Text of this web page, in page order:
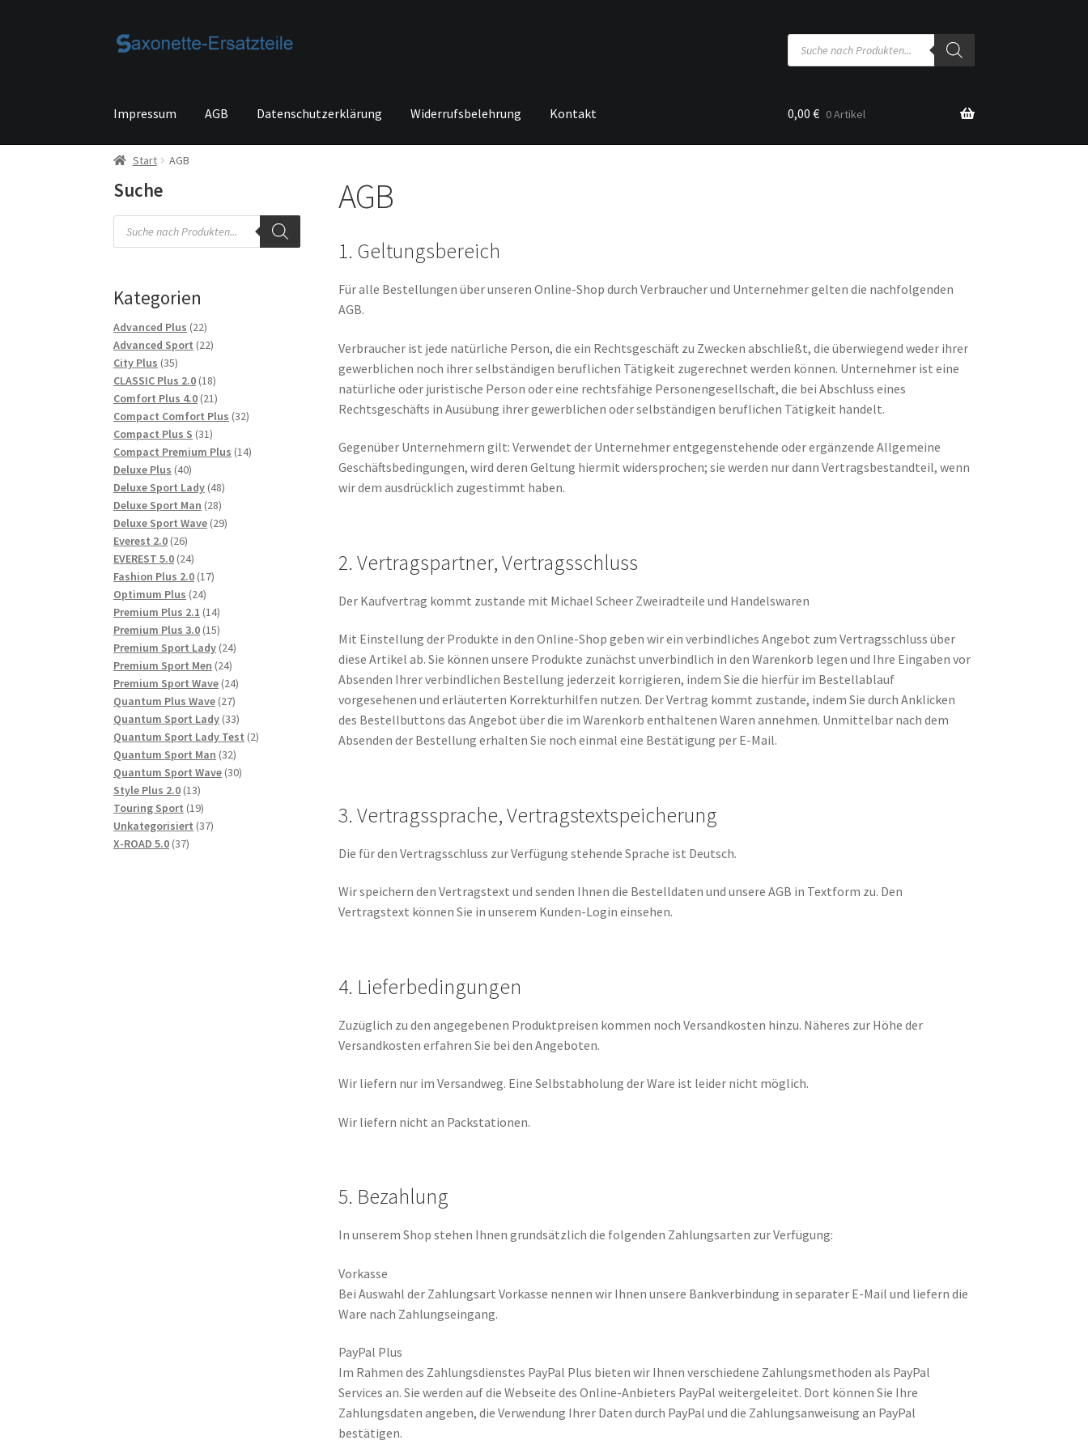
Zur
Zum
Products
search
Impressum AGB Datenschutzerklärung Widerrufsbelehrung Kontakt
StartAGB Beispiel-Seite
Vertrag widerrufen Warenkorb
0,00 € 0 Artikel
Start AGB
AGB
1. Geltungsbereich
Für alle Bestellungen über unseren Online-Shop durch Verbraucher und Unternehmer gelten die nachfolgenden
AGB.
Verbraucher ist jede natürliche Person, die ein Rechtsgeschäft zu Zwecken abschließt, die überwiegend weder ihrer
gewerblichen noch ihrer selbständigen beruflichen Tätigkeit zugerechnet werden können. Unternehmer ist eine
natürliche oder juristische Person oder eine rechtsfähige Personengesellschaft, die bei Abschluss eines
Rechtsgeschäfts in Ausübung ihrer gewerblichen oder selbständigen beruflichen Tätigkeit handelt.
Gegenüber Unternehmern gilt: Verwendet der Unternehmer entgegenstehende oder ergänzende Allgemeine
Geschäftsbedingungen, wird deren Geltung hiermit widersprochen; sie werden nur dann Vertragsbestandteil, wenn
wir dem ausdrücklich zugestimmt haben.
2. Vertragspartner, Vertragsschluss
Der Kaufvertrag kommt zustande mit Michael Scheer Zweiradteile und Handelswaren
Mit Einstellung der Produkte in den Online-Shop geben wir ein verbindliches Angebot zum Vertragsschluss über
diese Artikel ab. Sie können unsere Produkte zunächst unverbindlich in den Warenkorb legen und Ihre Eingaben vor
Absenden Ihrer verbindlichen Bestellung jederzeit korrigieren, indem Sie die hierfür im Bestellablauf
vorgesehenen und erläuterten Korrekturhilfen nutzen. Der Vertrag kommt zustande, indem Sie durch Anklicken
des Bestellbuttons das Angebot über die im Warenkorb enthaltenen Waren annehmen. Unmittelbar nach dem
Absenden der Bestellung erhalten Sie noch einmal eine Bestätigung per E-Mail.
3. Vertragssprache, Vertragstextspeicherung
Die für den Vertragsschluss zur Verfügung stehende Sprache ist Deutsch.
Wir speichern den Vertragstext und senden Ihnen die Bestelldaten und unsere AGB in Textform zu. Den
Vertragstext können Sie in unserem Kunden-Login einsehen.
4. Lieferbedingungen
Zuzüglich zu den angegebenen Produktpreisen kommen noch Versandkosten hinzu. Näheres zur Höhe der
Versandkosten erfahren Sie bei den Angeboten.
Wir liefern nur im Versandweg. Eine Selbstabholung der Ware ist leider nicht möglich.
Wir liefern nicht an Packstationen.
5. Bezahlung
In unserem Shop stehen Ihnen grundsätzlich die folgenden Zahlungsarten zur Verfügung:
Vorkasse
Bei Auswahl der Zahlungsart Vorkasse nennen wir Ihnen unsere Bankverbindung in separater E-Mail und liefern die
Ware nach Zahlungseingang.
PayPal Plus
Im Rahmen des Zahlungsdienstes PayPal Plus bieten wir Ihnen verschiedene Zahlungsmethoden als PayPal
Services an. Sie werden auf die Webseite des Online-Anbieters PayPal weitergeleitet. Dort können Sie Ihre
Zahlungsdaten angeben, die Verwendung Ihrer Daten durch PayPal und die Zahlungsanweisung an PayPal
bestätigen.
Suche
Products
search
Kategorien
Advanced Plus 2222
Produkte
Advanced Sport 2222
City Plus 3535
Produkte
CLASSIC Plus 2.0 1818
Produkte
Comfort Plus 4.0 2121
Produkte
Compact Comfort Plus 3232
Compact Plus S 3131
Produkte
Compact Premium Plus 1414
Deluxe Plus 4040
Produkte
Deluxe Sport Lady 4848
Deluxe Sport Man 2828
Produkte
Deluxe Sport Wave 2929
Everest 2.0 2626
Produkte
EVEREST 5.0 2424
Produkte
Fashion Plus 2.0 1717
Optimum Plus 2424
Produkte
Premium Plus 2.1 1414
Produkte
Premium Plus 3.0 1515
Produkte
Premium Sport Lady 2424
Premium Sport Men 2424
Produkte
Premium Sport Wave 2424
Quantum Plus Wave 2727
Produkte
Quantum Sport Lady 3333
Produkte
Quantum Sport Lady Test 22
Quantum Sport Man 3232
Produkte
Quantum Sport Wave 3030
Style Plus 2.0 1313
Produkte
Touring Sport 1919
Produkte
Unkategorisiert 3737
X-ROAD 5.0 3737